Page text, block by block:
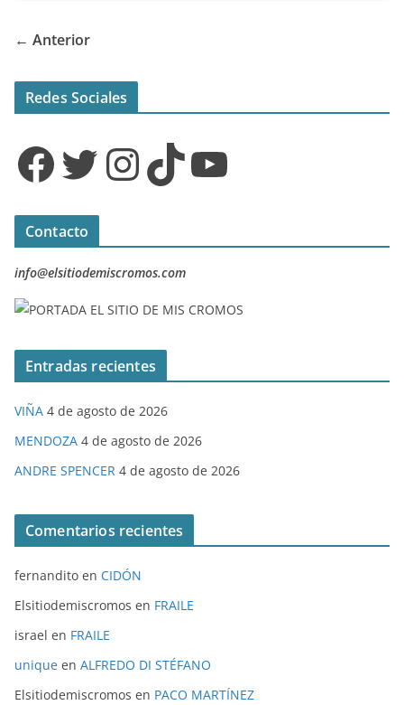
← Anterior
Redes Sociales
Facebook Twitter InstagramTikTok YouTube
Contacto
info@elsitiodemiscromos.com
Entradas recientes
VIÑA 4 de agosto de 2026
MENDOZA 4 de agosto de 2026
ANDRE SPENCER 4 de agosto de 2026
Comentarios recientes
fernandito en CIDÓN
Elsitiodemiscromos en FRAILE
israel en FRAILE
unique en ALFREDO DI STÉFANO
Elsitiodemiscromos en PACO MARTÍNEZ